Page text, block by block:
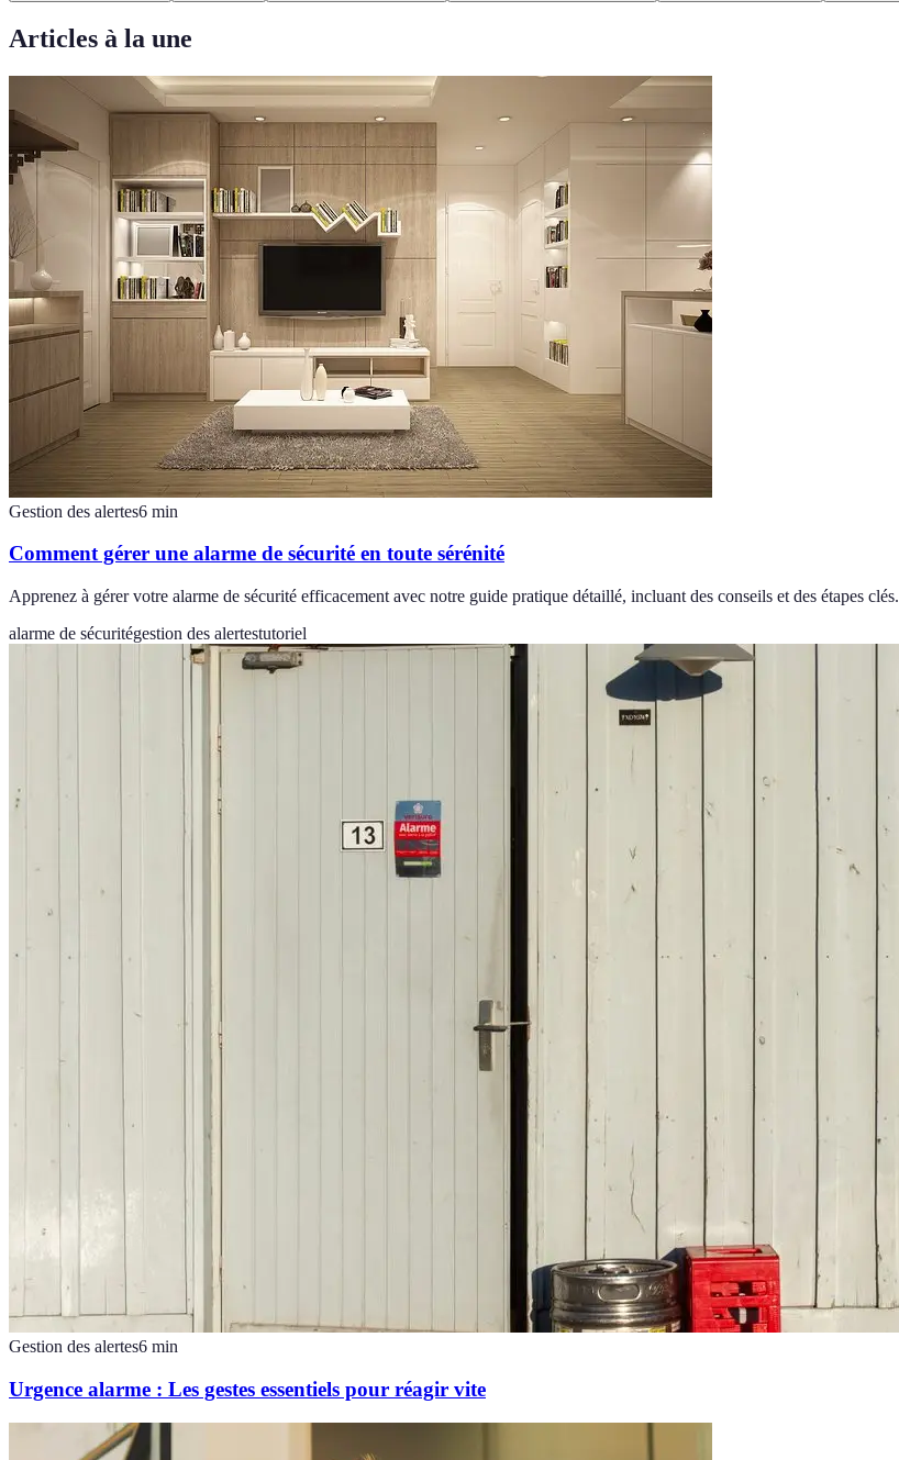
Articles à la une
Gestion des alertes6 min
Comment gérer une alarme de sécurité en toute sérénité
Apprenez à gérer votre alarme de sécurité efficacement avec notre guide pratique détaillé, incluant des conseils et des étapes clés.
alarme de sécuritégestion des alertestutoriel
Gestion des alertes6 min
Urgence alarme : Les gestes essentiels pour réagir vite